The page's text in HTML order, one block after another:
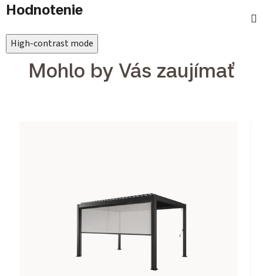
Hodnotenie
High-contrast mode
Mohlo by Vás zaujímať